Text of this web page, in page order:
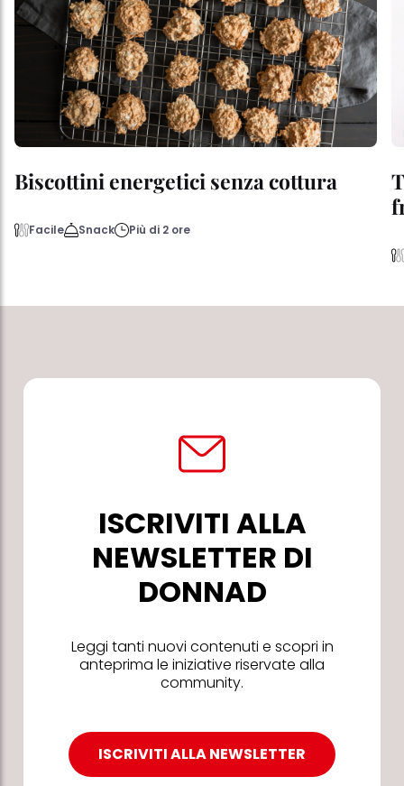
Biscottini energetici senza cottura
Facile Snack Più di 2 ore
ISCRIVITI ALLA
NEWSLETTER DI
DONNAD
Leggi tanti nuovi contenuti e scopri in
anteprima le iniziative riservate alla
community.
ISCRIVITI ALLA NEWSLETTER